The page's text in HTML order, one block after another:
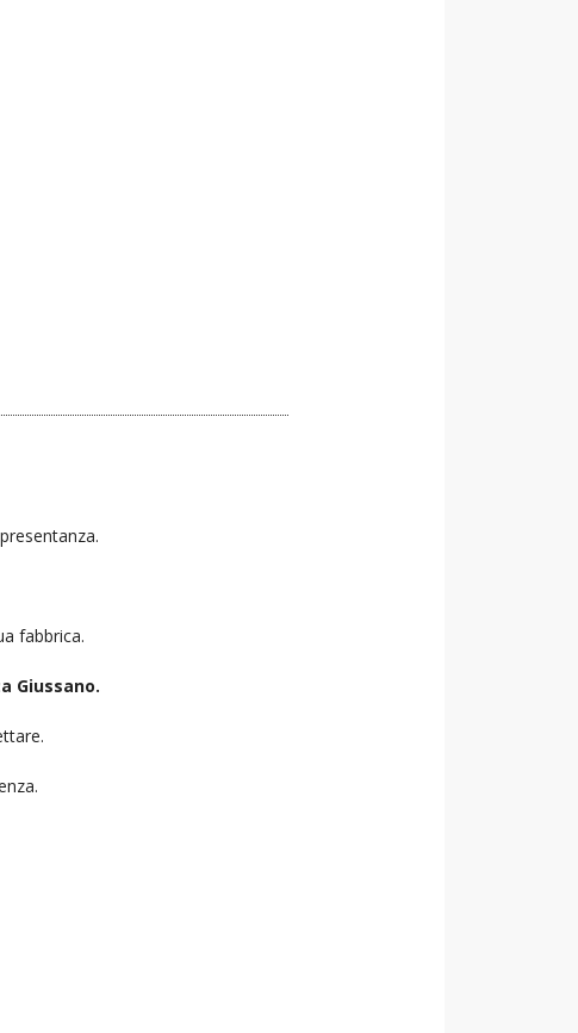
fabbrica.
Giussano.